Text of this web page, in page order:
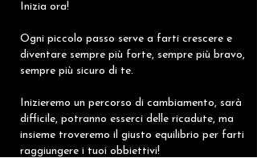
Inizia ora!
Ogni piccolo passo serve a farti crescere e
diventare sempre più forte, sempre più bravo,
sempre più sicuro di te.
Inizieremo un percorso di cambiamento, sarà
difficile, potranno esserci delle ricadute, ma
insieme troveremo il giusto equilibrio per farti
raggiungere i tuoi obbiettivi!